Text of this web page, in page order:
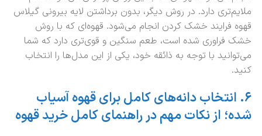
ملایم‌تری دارد. در روش دیگر، بدون برداشتن لایه بیرونی گیلاس
قهوه فرایند خشک کردن انجام می‌شود. قهوه‌ای که با روش
خشک فراوری شده است، طعم سنگین و قوی‌تری دارد که شما
می‌توانید با توجه به ذائقه خود، یکی از این مدل‌ها را انتخاب
کنید.
۶. انتخاب دانه‌های کامل برای قهوه آسیاب
شده؛ از نکات مهم در راهنمای کامل خرید قهوه